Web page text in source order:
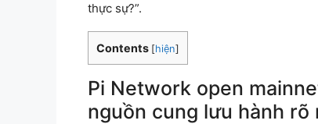
thực sự?”.
Contents [hiện]
Pi Network open
nguồn cung lưu hành rõ